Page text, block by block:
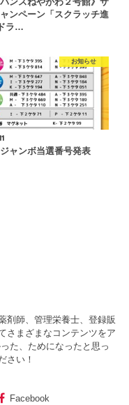
ンペーン「スクラッチ進
ラ…
お知らせ
ャンボ当選番号発表
剤師、管理栄養士、登録販
さまざまなコンテンツをア
た、ためになったと思っ
さい！
Facebook